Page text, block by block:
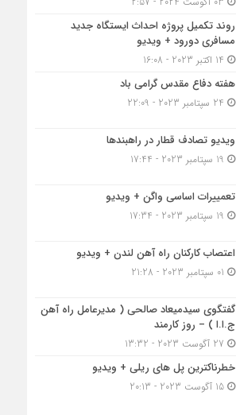
روند تکمیل پروژه احداث ایستگاه جدید
مسافری دورود + ویدیو
هفته دفاع مقدس گرامی باد
ویدیو تصادف قطار در راهبندها
تعمییرات اساسی واگن + ویدیو
اعتصاب کارکنان راه آهن لندن + ویدیو
گفتگوی سیدمیعاد صالحی ( مدیرعامل راه آهن
ج.ا.ا ) – روز کارمند
خطرناکترین پل های ریلی + ویدیو
15 آگوست 2023 - 20:13